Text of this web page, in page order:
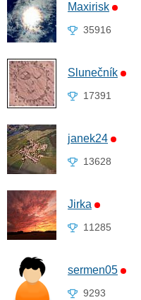
Maxirisk
35916
Slunečník
17391
janek24
13628
Jirka
11285
sermen05
9293